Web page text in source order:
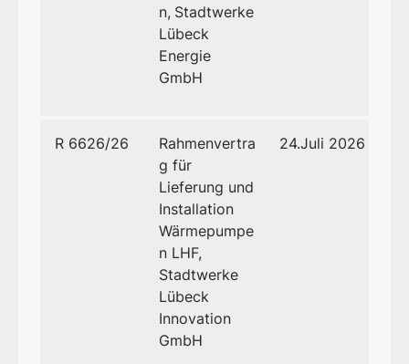
n, Stadtwerke
Lübeck
Energie
GmbH
R 6626/26
Rahmenvertra
g für
Lieferung und
Installation
Wärmepumpe
n LHF,
Stadtwerke
Lübeck
Innovation
GmbH
24.Juli 2026